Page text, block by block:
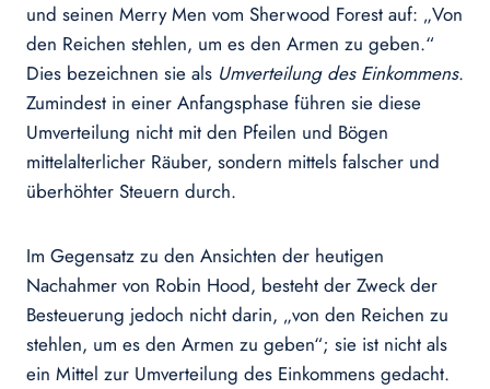
und seinen Merry Men vom Sherwood Forest auf: „Von
den Reichen stehlen, um es den Armen zu geben.“
Dies bezeichnen sie als Umverteilung des Einkommens.
Zumindest in einer Anfangsphase führen sie diese
Umverteilung nicht mit den Pfeilen und Bögen
mittelalterlicher Räuber, sondern mittels falscher und
überhöhter Steuern durch.
Im Gegensatz zu den Ansichten der heutigen
Nachahmer von Robin Hood, besteht der Zweck der
Besteuerung jedoch nicht darin, „von den Reichen zu
stehlen, um es den Armen zu geben“; sie ist nicht als
ein Mittel zur Umverteilung des Einkommens gedacht.